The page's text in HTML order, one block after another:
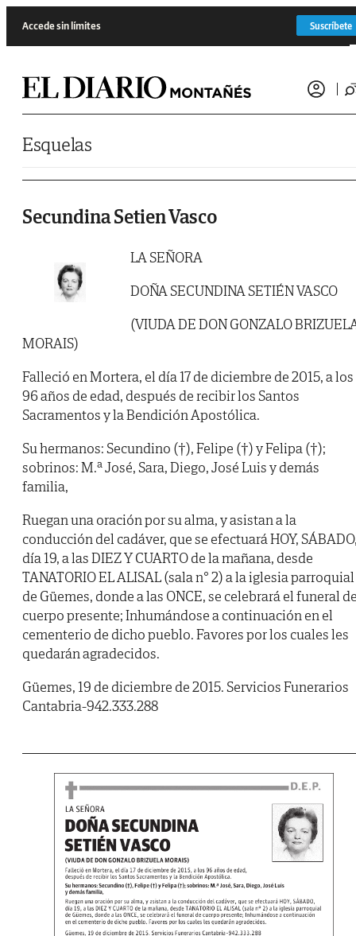
Accede sin límites Suscríbete
Esquelas
Secundina Setien Vasco
LA SEÑORA
DOÑA SECUNDINA SETIÉN VASCO
(VIUDA DE DON GONZALO
MORAIS)
Falleció en Mortera, el día 17 de diciembre de 2015, a los
96 años de edad, después de recibir los Santos
Sacramentos y la Bendición Apostólica.
Su hermanos: Secundino (†), Felipe (†) y Felipa (†);
sobrinos: M.ª José, Sara, Diego, José Luis y demás
familia,
Ruegan una oración por su alma, y asistan a la
conducción del cadáver, que se efectuará HOY,
día 19, a las DIEZ Y CUARTO de la mañana, desde
TANATORIO EL ALISAL (sala n° 2) a la iglesia parroquial
de Güemes, donde a las ONCE, se celebrará el funeral
cuerpo presente; Inhumándose a continuación en el
cementerio de dicho pueblo. Favores por los cuales les
quedarán agradecidos.
Güemes, 19 de diciembre de 2015. Servicios Funerarios
Cantabria-942.333.288